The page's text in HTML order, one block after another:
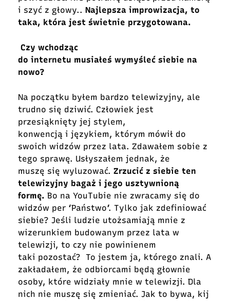
i szyć z głowy.. Najlepsza improwizacja, to
taka, która jest świetnie przygotowana.
Czy wchodząc
do internetu musiałeś wymyśleć siebie na
nowo?
Na początku byłem bardzo telewizyjny, ale
trudno się dziwić. Człowiek jest
przesiąknięty jej stylem,
konwencją i językiem, którym mówił do
swoich widzów przez lata. Zdawałem sobie z
tego sprawę. Usłyszałem jednak, że
muszę się wyluzować. Zrzucić z siebie ten
telewizyjny bagaż i jego usztywnioną
formę. Bo na YouTubie nie zwracamy się do
widzów per ‘Państwo’. Tylko jak zdefiniować
siebie? Jeśli ludzie utożsamiają mnie z
wizerunkiem budowanym przez lata w
telewizji, to czy nie powinienem
taki pozostać? To jestem ja, którego znali. A
zakładałem, że odbiorcami będą głownie
osoby, które widziały mnie w telewizji. Dla
nich nie muszę się zmieniać. Jak to bywa, kij